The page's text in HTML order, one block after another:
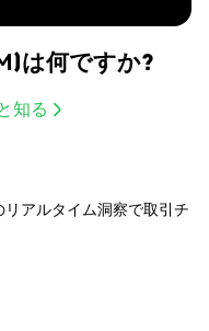
は何ですか?
知る
リアルタイム洞察で取引チ